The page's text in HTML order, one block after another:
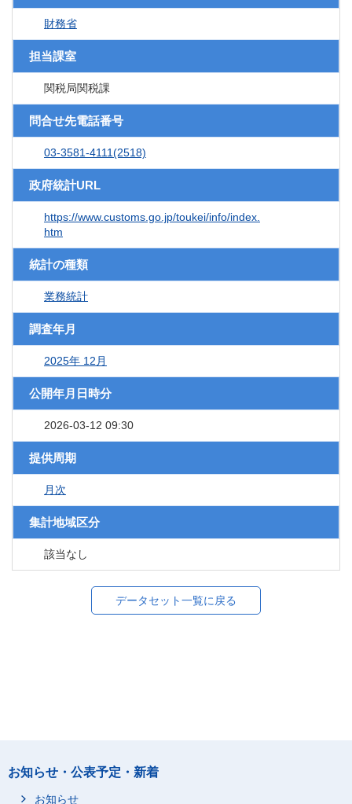
財務省
担当課室
関税局関税課
問合せ先電話番号
03-3581-4111(2518)
政府統計URL
https://www.customs.go.jp/toukei/info/index.
htm
統計の種類
業務統計
調査年月
2025年 12月
公開年月日時分
2026-03-12 09:30
提供周期
月次
集計地域区分
該当なし
データセット一覧に戻る
お知らせ・公表予定・新着
お知らせ